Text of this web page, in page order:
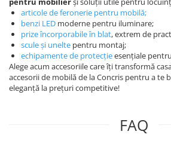
articole de feronerie pentru mobilă;
benzi LED moderne pentru iluminare;
prize încorporabile în blat, extrem de
scule și unelte pentru montaj;
echipamente de protecțieesențiale
Alege acum accesoriile care îți transformă
accesorii de mobilă de la Concris pentru a te
eleganță la prețuri competitive!
FAQ